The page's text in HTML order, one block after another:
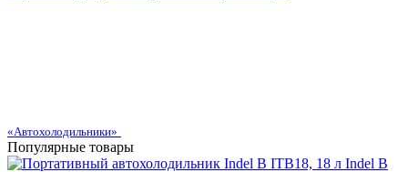
«Автохолодильники»
Популярные товары
Indel B